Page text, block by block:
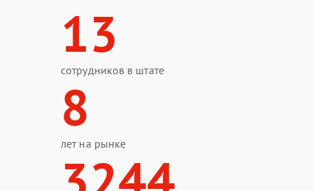
13
сотрудников в штате
8
лет на рынке